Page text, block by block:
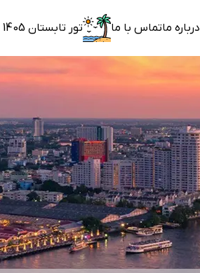
درباره ماتماس با ما تور تابستان 1405